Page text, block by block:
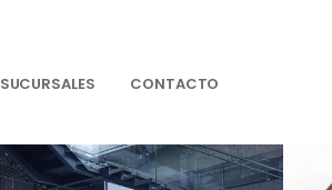
SUCURSALES CONTACTO